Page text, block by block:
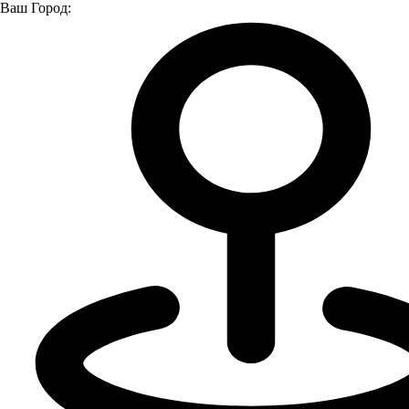
Ваш Город:
Главная страница
«ЛУИДОР-АГРО» НА ДНЕ ПОЛЯ И СЕНАЖА ПФО
«ЛУИДОР-АГРО» НА ДНЕ ПОЛЯ И
СЕНАЖА ПФО
26 июня 2025 года компания «Луидор-Агро» стала
участником масштабного мероприятия «День поля и сенажа
Приволжского федерального округа», которое состоялось в